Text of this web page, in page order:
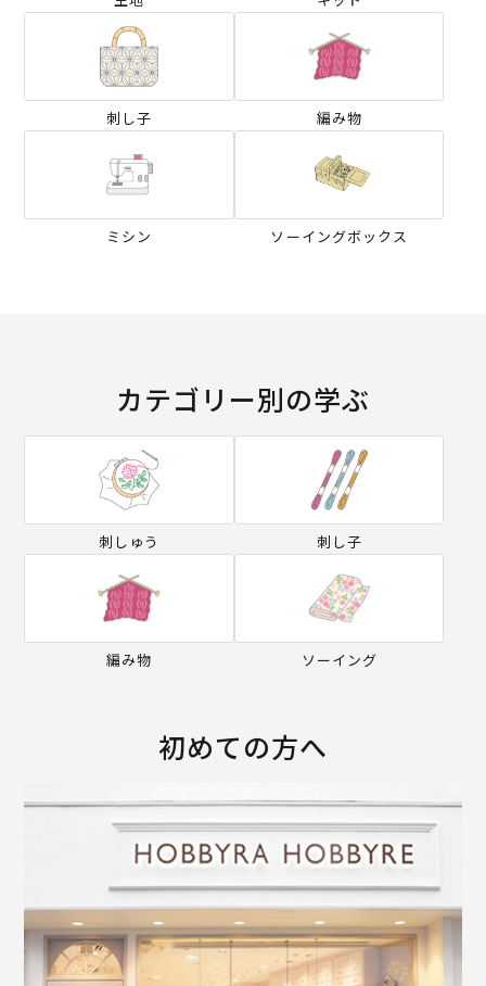
刺し子 編み物
ミシン ソーイングボックス
カテゴリー別の学ぶ
刺しゅう 刺し子
編み物 ソーイング
初めての方へ